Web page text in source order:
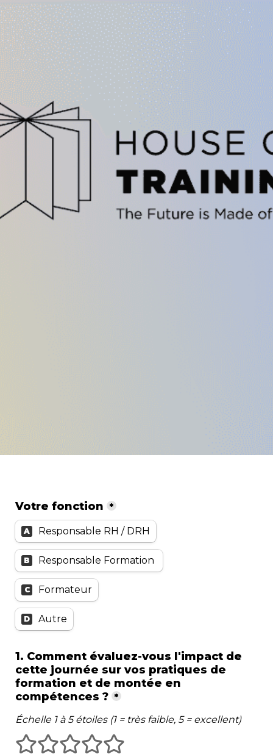
Votre fonction *
A Responsable RH / DRH
B
C Formateur
D Autre
1. Comment évaluez-vous l'impact de
cette journée sur vos pratiques de
formation et de montée en
compétences ? *
Échelle 1 à 5 étoiles (1 = très faible, 5 = excellent)
1 étoiles2 étoiles3 étoiles4 étoiles5 étoiles